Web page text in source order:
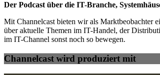
Der Podcast über die IT-Branche,
Mit Channelcast bieten wir als Marktbeobachter
über aktuelle Themen im IT-Handel, der
im IT-Channel sonst noch so bewegen.
Channelcast wird produziert mit